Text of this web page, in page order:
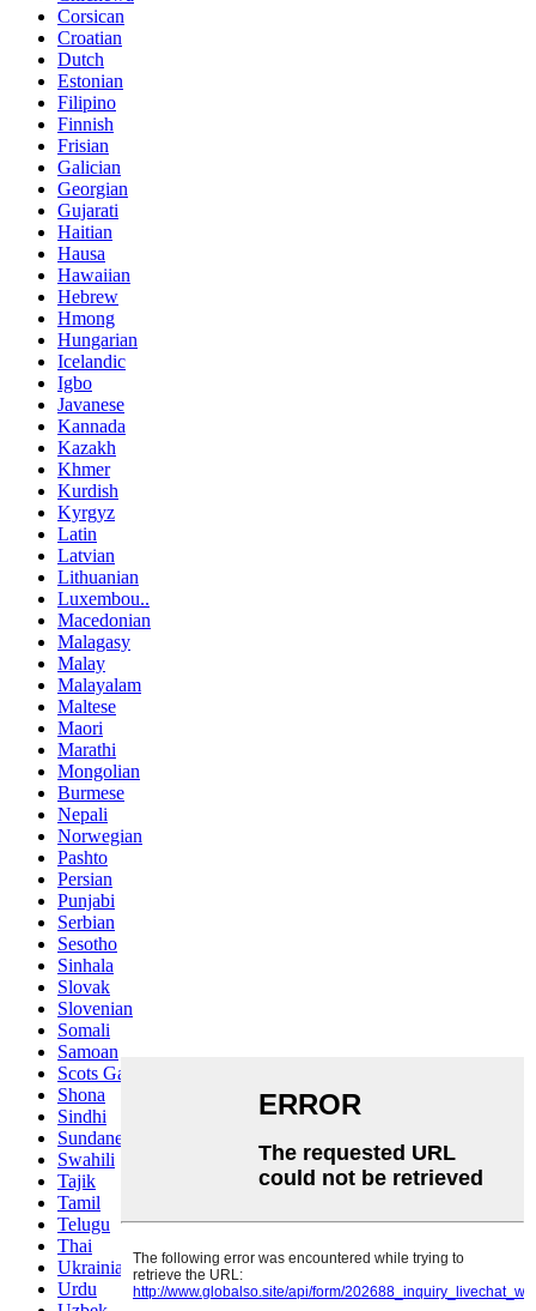
Corsican
Croatian
Dutch
Estonian
Filipino
Finnish
Frisian
Galician
Georgian
Gujarati
Haitian
Hausa
Hawaiian
Hebrew
Hmong
Hungarian
Icelandic
Igbo
Javanese
Kannada
Kazakh
Khmer
Kurdish
Kyrgyz
Latin
Latvian
Lithuanian
Luxembou..
Macedonian
Malagasy
Malay
Malayalam
Maltese
Maori
Marathi
Mongolian
Burmese
Nepali
Norwegian
Pashto
Persian
Punjabi
Serbian
Sesotho
Sinhala
Slovak
Slovenian
Somali
Samoan
Scots Gaelic
Shona
Sindhi
Sundanese
Swahili
Tajik
Tamil
Telugu
Thai
Ukrainian
Urdu